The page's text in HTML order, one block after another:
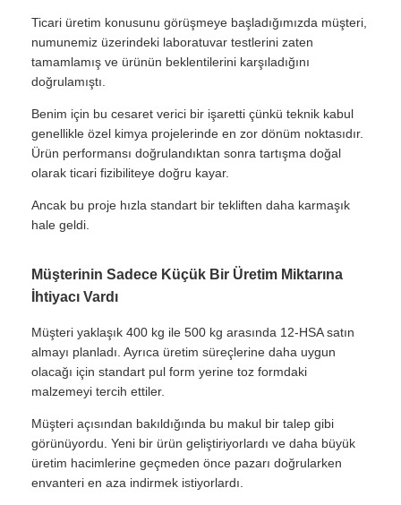
Ticari üretim konusunu görüşmeye başladığımızda müşteri,
numunemiz üzerindeki laboratuvar testlerini zaten
tamamlamış ve ürünün beklentilerini karşıladığını
doğrulamıştı.
Benim için bu cesaret verici bir işaretti çünkü teknik kabul
genellikle özel kimya projelerinde en zor dönüm noktasıdır.
Ürün performansı doğrulandıktan sonra tartışma doğal
olarak ticari fizibiliteye doğru kayar.
Ancak bu proje hızla standart bir tekliften daha karmaşık
hale geldi.
Müşterinin Sadece Küçük Bir Üretim Miktarına
İhtiyacı Vardı
Müşteri yaklaşık 400 kg ile 500 kg arasında 12-HSA satın
almayı planladı. Ayrıca üretim süreçlerine daha uygun
olacağı için standart pul form yerine toz formdaki
malzemeyi tercih ettiler.
Müşteri açısından bakıldığında bu makul bir talep gibi
görünüyordu. Yeni bir ürün geliştiriyorlardı ve daha büyük
üretim hacimlerine geçmeden önce pazarı doğrularken
envanteri en aza indirmek istiyorlardı.